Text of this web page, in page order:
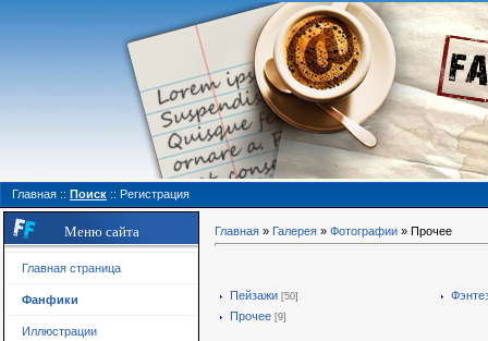
Главная :: Поиск :: Регистрация
Меню сайта
Главная страница
Фанфики
Иллюстрации
Главная » Галерея » Фотографии » Прочее
Пейзажи [50]
Прочее [9]